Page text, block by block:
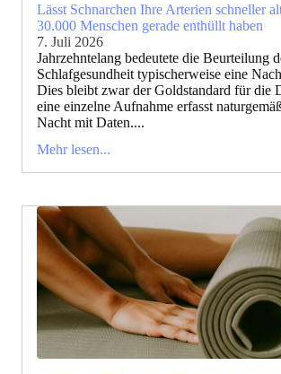
Lässt Schnarchen Ihre Arterien schneller
30.000 Menschen gerade enthüllt haben
7. Juli 2026
Jahrzehntelang bedeutete die Beurteilung
Schlafgesundheit typischerweise eine
Dies bleibt zwar der Goldstandard für die
eine einzelne Aufnahme erfasst
Nacht mit Daten....
Mehr lesen...